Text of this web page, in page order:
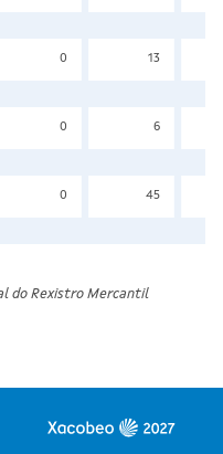
0 13
0 6
0 45
do Rexistro Mercantil